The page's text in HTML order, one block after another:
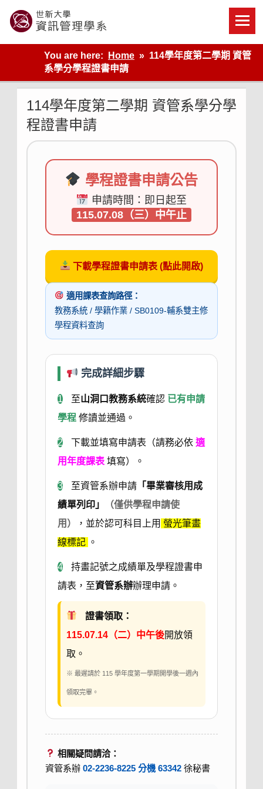
content
世新大學資管系網站
You are here:
Home
114學年度第二學期 資管
系學分學程證書申請
114學年度第二學期 資管系學分學
程證書申請
學程證書申請公告
申請時間：即日起至
115.07.08（三）中午止
下載學程證書申請表 (點此開啟)
適用課表查詢路徑：
教務系統 / 學籍作業 / SB0109-輔系雙主修
學程資料查詢
完成詳細步驟
1 至山洞口教務系統確認 已有申請
學程修讀並通過。
2 下載並填寫申請表（請務必依 適
用年度課表填寫）。
3 至資管系辦申請「畢業審核用成
績單列印」
（僅供學程申請使
用）
，並於認可科目上用 螢光筆畫
線標記 。
4
持畫記號之成績單及學程證書申
請表，至資管系辦辦理申請。
證書領取：
115.07.14（二）中午後開放領
取。
※ 最遲請於 115 學年度第一學期開學後一週內
領取完畢。
相關疑問請洽：
資管系辦 02-2236-8225 分機 63342徐秘書